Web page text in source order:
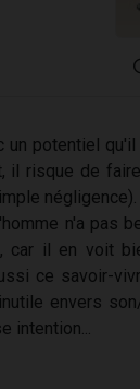
un potentiel
il risque de
n'a pas
car il en voit
ce savoir-
envers
intention...